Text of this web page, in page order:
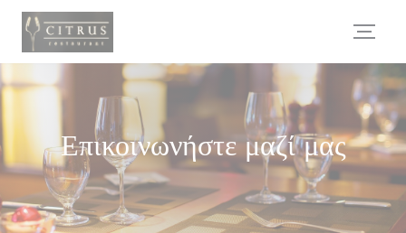
Πίνακας διαχείρισης "Μπισκότων" (Cookies)
Επικοινωνήστε μαζί μας